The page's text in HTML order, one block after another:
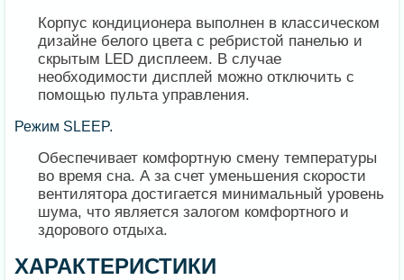
Корпус кондиционера выполнен в классическом
дизайне белого цвета с ребристой панелью и
скрытым LED дисплеем. В случае
необходимости дисплей можно отключить с
помощью пульта управления.
Режим SLEEP.
Обеспечивает комфортную смену температуры
во время сна. А за счет уменьшения скорости
вентилятора достигается минимальный уровень
шума, что является залогом комфортного и
здорового отдыха.
ХАРАКТЕРИСТИКИ